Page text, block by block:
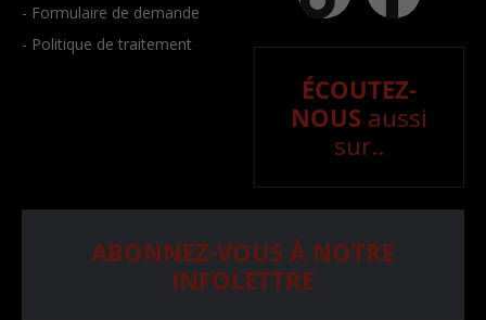
- Formulaire de demande
- Politique de traitement
ÉCOUTEZ-
NOUS aussi
sur..
ABONNEZ-VOUS À NOTRE
INFOLETTRE